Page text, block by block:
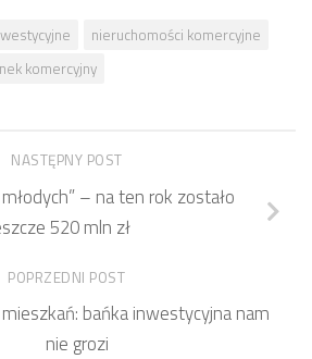
nieruchomości komercyjne
komercyjny
NASTĘPNY POST
– na ten rok zostało
520 mln zł
POPRZEDNI POST
bańka inwestycyjna nam
nie grozi